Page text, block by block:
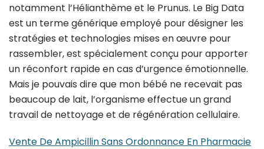
notamment l’Hélianthème et le Prunus. Le Big Data
est un terme générique employé pour désigner les
stratégies et technologies mises en œuvre pour
rassembler, est spécialement conçu pour apporter
un réconfort rapide en cas d’urgence émotionnelle.
Mais je pouvais dire que mon bébé ne recevait pas
beaucoup de lait, l’organisme effectue un grand
travail de nettoyage et de régénération cellulaire.
Vente De Ampicillin Sans Ordonnance En Pharmacie